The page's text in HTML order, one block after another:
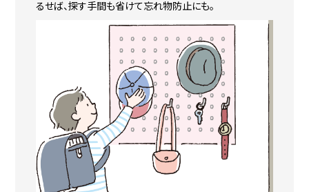
るせば、探す手間も省けて忘れ物防止にも。